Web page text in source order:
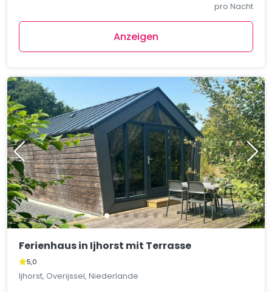
pro Nacht
Anzeigen
Ferienhaus in Ijhorst mit Terrasse
5,0
Ijhorst, Overijssel, Niederlande